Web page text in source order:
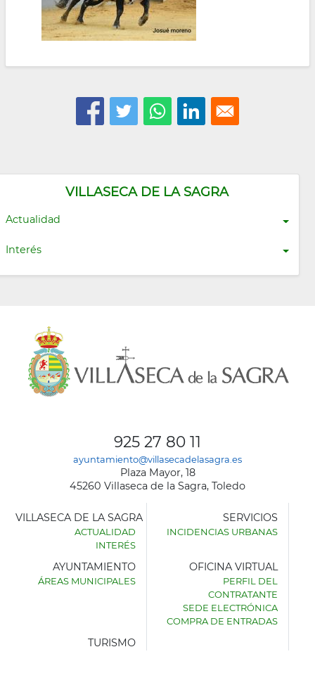
VILLASECA DE LA SAGRA
Actualidad
Interés
925 27 80 11
ayuntamiento@villasecadelasagra.es
Plaza Mayor, 18
45260 Villaseca de la Sagra, Toledo
AYUNTAMIENTO
VILLASECA DE LA SAGRA
ACTUALIDAD
INTERÉS
SERVICIOS
INCIDENCIAS URBANAS
AYUNTAMIENTO
ÁREAS MUNICIPALES
OFICINA VIRTUAL
PERFIL DEL
CONTRATANTE
SEDE ELECTRÓNICA
COMPRA DE ENTRADAS
TURISMO